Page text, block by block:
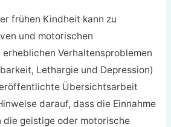
frühen Kindheit kann zu
und motorischen
erheblichen Verhaltensproblemen
Lethargie und Depression)
Übersichtsarbeit
darauf, dass die Einnahme
die geistige oder motorische